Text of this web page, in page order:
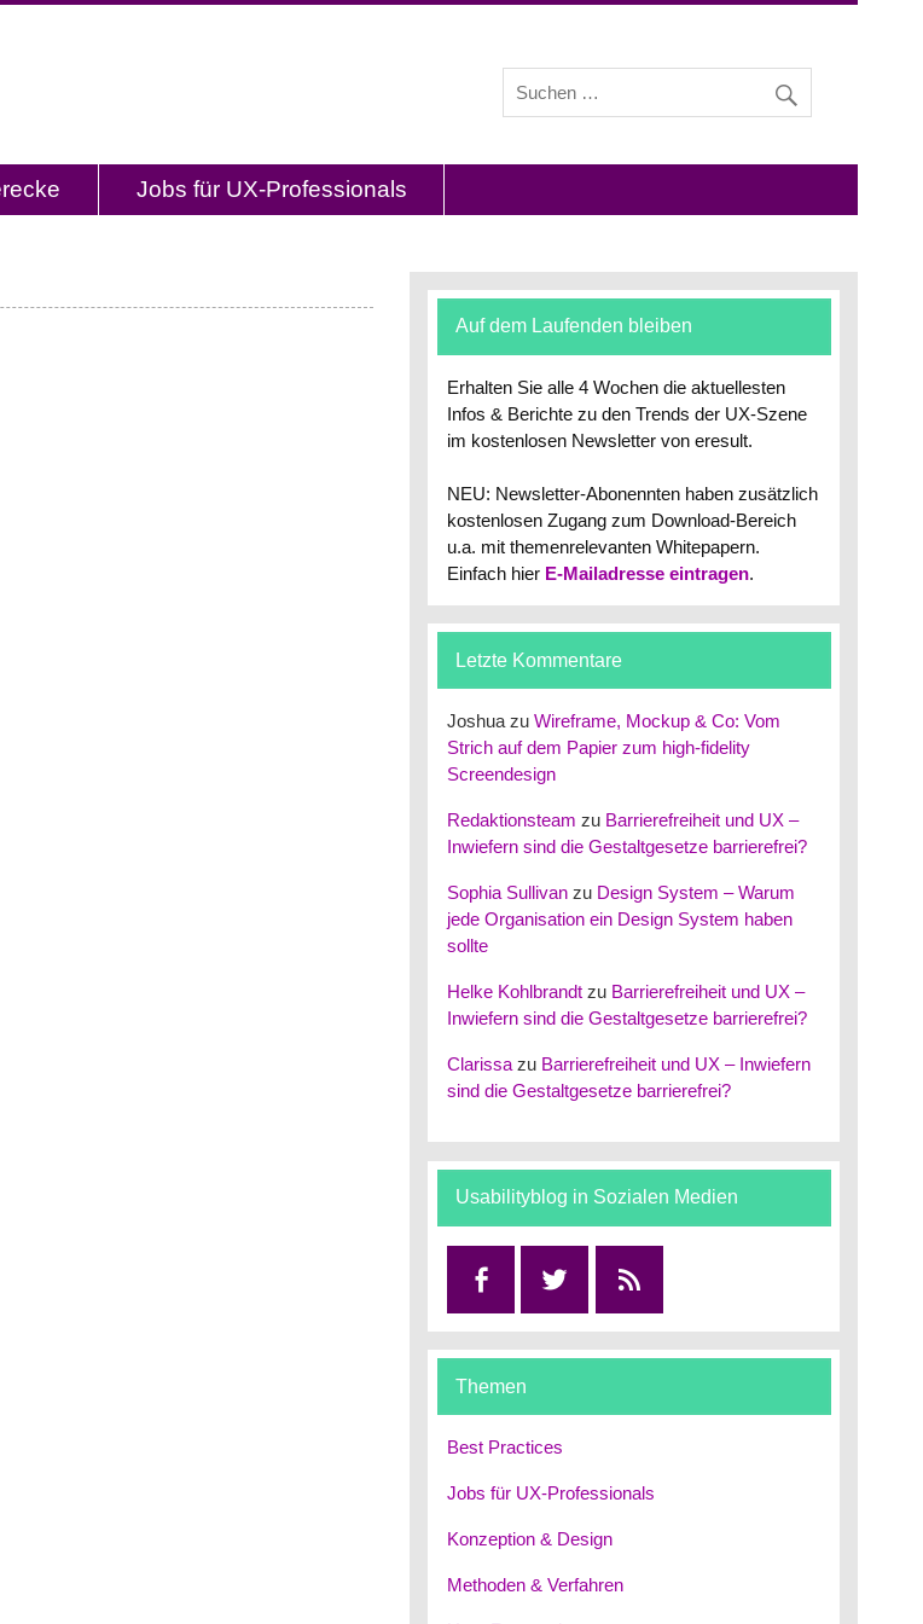
Praxistipps und Interviews mit Experten zu den Themen
Jobs für UX-Professionals
Auf dem Laufenden bleiben
Erhalten Sie alle 4 Wochen die aktuellesten
Infos & Berichte zu den Trends der UX-Szene
im kostenlosen Newsletter von eresult.
NEU: Newsletter-Abonennten haben zusätzlich
kostenlosen Zugang zum Download-Bereich
u.a. mit themenrelevanten Whitepapern.
Einfach hier E-Mailadresse eintragen.
Letzte Kommentare
Joshuazu Wireframe, Mockup & Co: Vom
Strich auf dem Papier zum high-fidelity
Screendesign
Redaktionsteam zu Barrierefreiheit und UX –
Inwiefern sind die Gestaltgesetze barrierefrei?
Sophia Sullivanzu Design System – Warum
jede Organisation ein Design System haben
sollte
Helke Kohlbrandtzu Barrierefreiheit und UX –
Inwiefern sind die Gestaltgesetze barrierefrei?
Clarissazu Barrierefreiheit und UX – Inwiefern
sind die Gestaltgesetze barrierefrei?
Usabilityblog in Sozialen Medien
Themen
Best Practices
Jobs für UX-Professionals
Konzeption & Design
Methoden & Verfahren